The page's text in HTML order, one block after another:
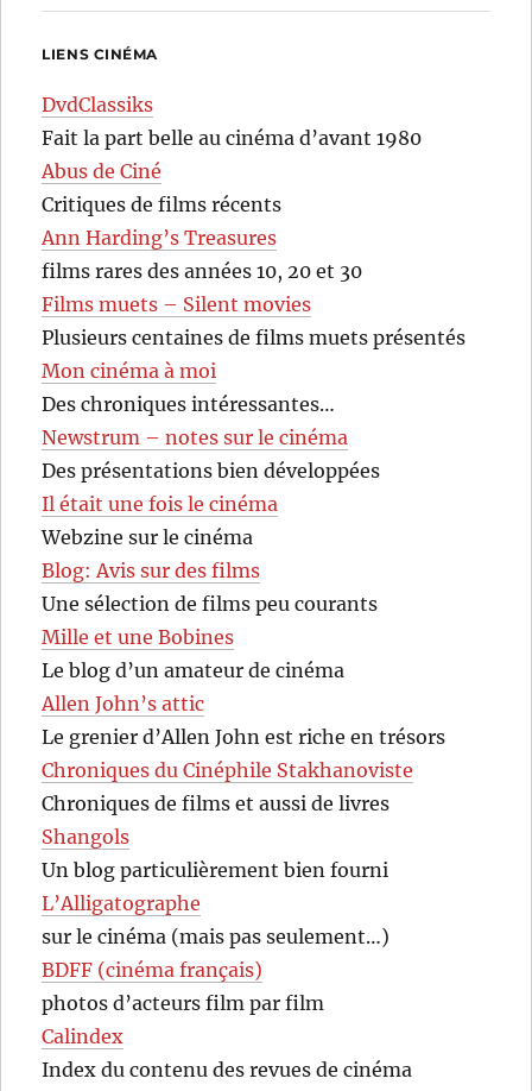
LIENS CINÉMA
DvdClassiks
Fait la part belle au cinéma d’avant 1980
Abus de Ciné
Critiques de films récents
Ann Harding’s Treasures
films rares des années 10, 20 et 30
Films muets – Silent movies
Plusieurs centaines de films muets présentés
Mon cinéma à moi
Des chroniques intéressantes…
Newstrum – notes sur le cinéma
Des présentations bien développées
Il était une fois le cinéma
Webzine sur le cinéma
Blog: Avis sur des films
Une sélection de films peu courants
Mille et une Bobines
Le blog d’un amateur de cinéma
Allen John’s attic
Le grenier d’Allen John est riche en trésors
Chroniques du Cinéphile Stakhanoviste
Chroniques de films et aussi de livres
Shangols
Un blog particulièrement bien fourni
L’Alligatographe
sur le cinéma (mais pas seulement…)
BDFF (cinéma français)
photos d’acteurs film par film
Calindex
Index du contenu des revues de cinéma